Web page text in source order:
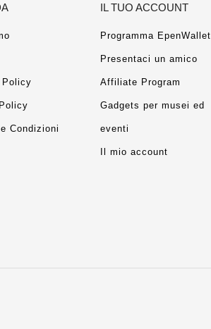
Condizioni
IL TUO ACCOUNT
Programma EpenWallet
Presentaci un amico
Affiliate Program
Gadgets per musei ed
eventi
Il mio account